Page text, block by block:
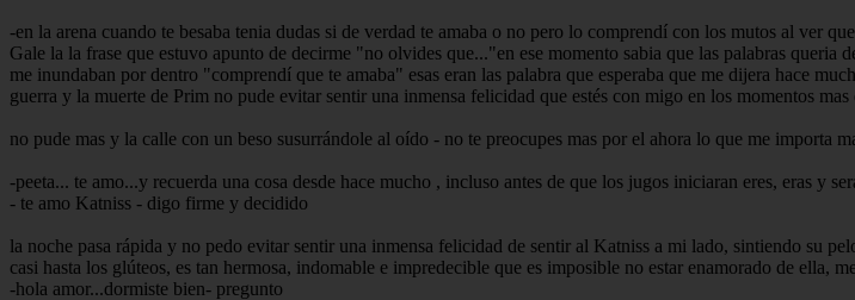
-en la arena cuando te besaba tenia dudas si de verdad te amaba o no pero lo comprendí con los mutos al ver
Gale la la frase que estuvo apunto de decirme "no olvides que..."en ese momento sabia que las palabras
me inundaban por dentro "comprendí que te amaba" esas eran las palabra que esperaba que me dijera hace
guerra y la muerte de Prim no pude evitar sentir una inmensa felicidad que estés con migo en los momentos
no pude mas y la calle con un beso susurrándole al oído - no te preocupes mas por el ahora lo que me importa
-peeta... te amo...y recuerda una cosa desde hace mucho , incluso antes de que los jugos iniciaran eres, eras y
- te amo Katniss - digo firme y decidido
la noche pasa rápida y no pedo evitar sentir una inmensa felicidad de sentir al Katniss a mi lado, sintiendo su
casi hasta los glúteos, es tan hermosa, indomable e impredecible que es imposible no estar enamorado de ella,
-hola amor...dormiste bien- pregunto